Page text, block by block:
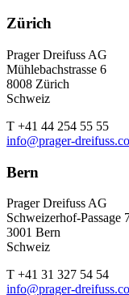
Zürich
Prager Dreifuss AG
Mühlebachstrasse 6
8008 Zürich
Schweiz
T +41 44 254 55 55
info@prager-
Bern
Prager Dreifuss AG
Schweizerhof-Passage
3001 Bern
Schweiz
T +41 31 327 54 54
info@prager-